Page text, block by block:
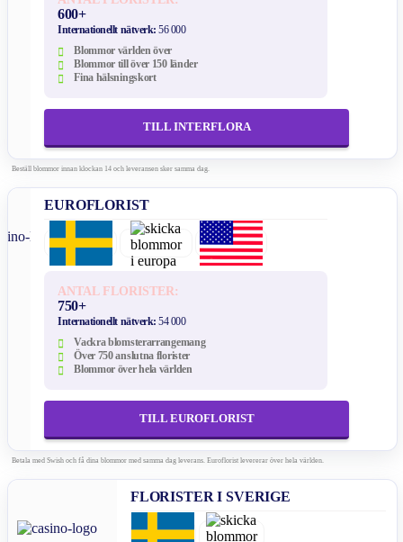
600+
Internationellt nätverk:56 000
Blommor världen över
Blommor till över 150 länder
Fina hälsningskort
TILL INTERFLORA
Beställ blommor innan klockan 14 och leveransen sker samma dag.
EUROFLORIST
ANTAL FLORISTER:
750+
Internationellt nätverk:54 000
Vackra blomsterarrangemang
Över 750 anslutna florister
Blommor över hela världen
TILL EUROFLORIST
Betala med Swish och få dina blommor med samma dag leverans. Euroflorist levererar över hela världen.
FLORISTER I SVERIGE